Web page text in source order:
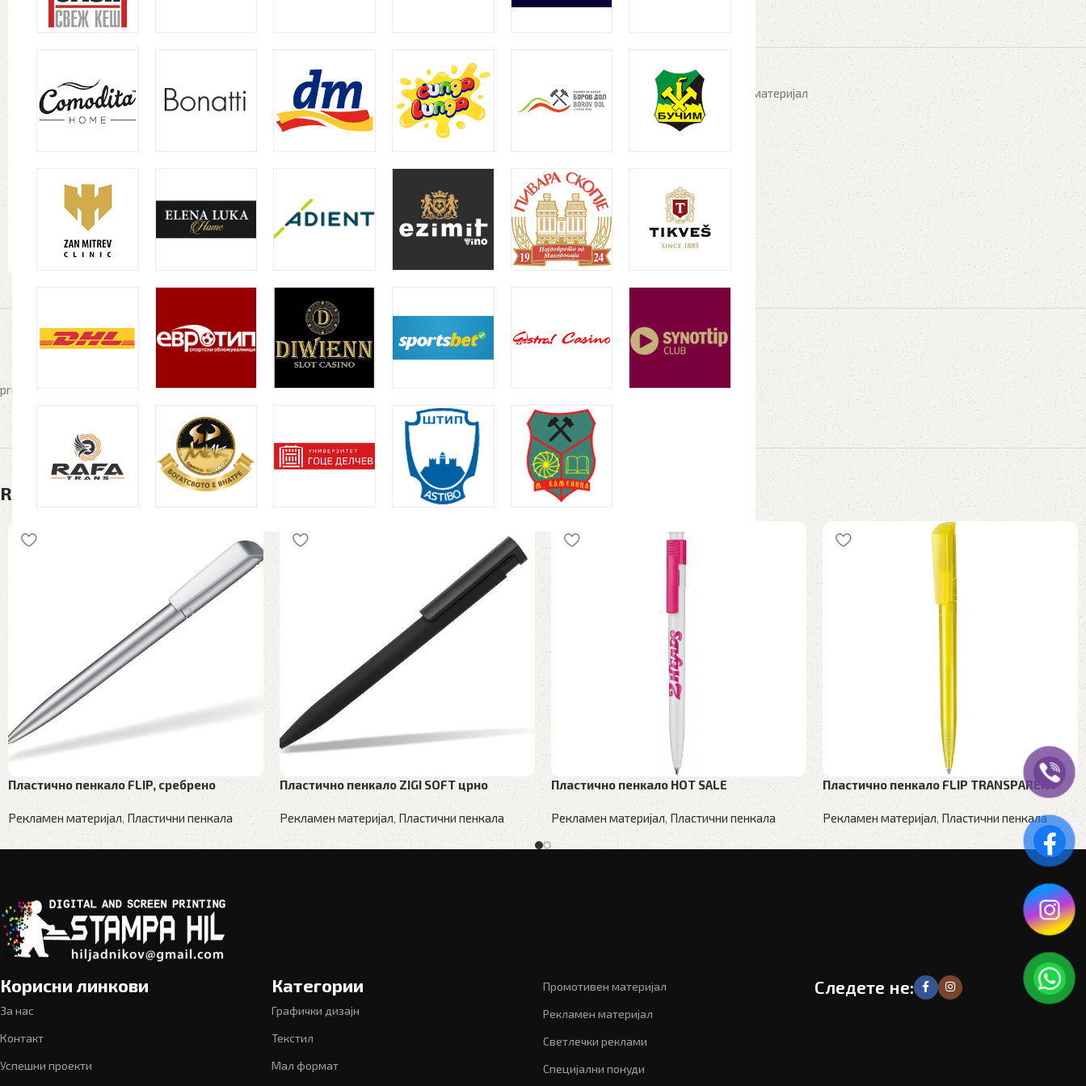
Categories:
Привезоци, Рекламен материјал
DESCRIPTIONADDITIONAL INFORMATION DELIVERY DETAILS
privezok, privrzok, привезок, privezoci, привезоци, privrzoci, приврзоци, gamax
Related products
Пластично пенкало FLIP, сребрено
Рекламен материјал,Пластични пенкала
Пластично пенкало ZIGI SOFT црно
Рекламен материјал, Пластични пенкала
Пластично пенкало HOT SALE
Рекламен материјал, Пластични пенкала
Пластично пенкало FLIP TRANSPARENT
Рекламен материјал, Пластични пенкала
Корисни линкови
За нас
Контакт
Успешни проекти
Категории
Графички дизајн
Текстил
Мал формат
Промотивен материјал
Рекламен материјал
Светлечки реклами
Специјални понуди
Следете не: